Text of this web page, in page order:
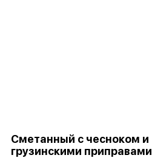
Сметанный с чесноком и
грузинскими приправами